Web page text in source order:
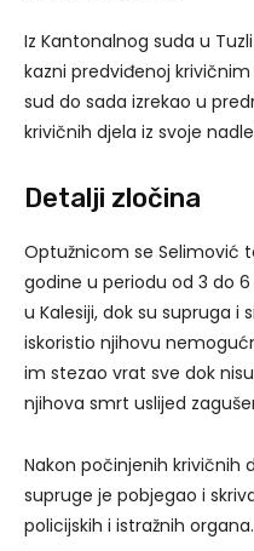
Iz Kantonalnog suda u
kazni predviđenoj
sud do sada izrekao u
krivičnih djela iz svoje
Detalji zločina
Optužnicom se Selimović
godine u periodu od 3 do
u Kalesiji, dok su supruga i
iskoristio njihovu
im stezao vrat sve dok
njihova smrt uslijed
Nakon počinjenih krivičnih
supruge je pobjegao i
policijskih i istražnih organa.